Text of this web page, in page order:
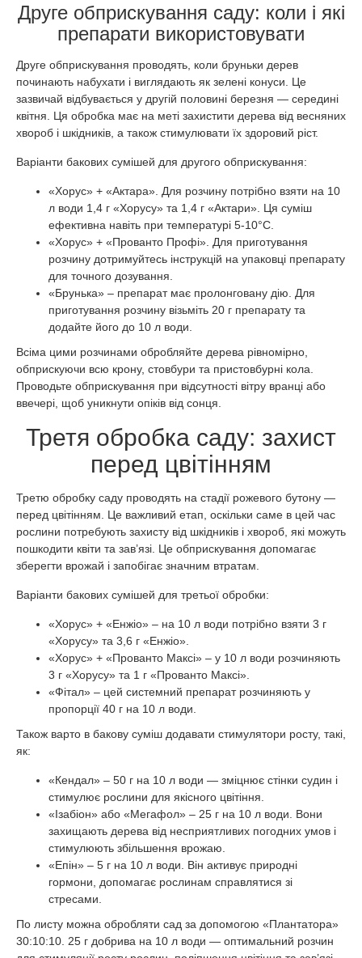
Друге обприскування саду: коли і які
препарати використовувати
Друге обприскування проводять, коли бруньки дерев
починають набухати і виглядають як зелені конуси. Це
зазвичай відбувається у другій половині березня — середині
квітня. Ця обробка має на меті захистити дерева від весняних
хвороб і шкідників, а також стимулювати їх здоровий ріст.
Варіанти бакових сумішей для другого обприскування:
«Хорус» + «Актара». Для розчину потрібно взяти на 10
л води 1,4 г «Хорусу» та 1,4 г «Актари». Ця суміш
ефективна навіть при температурі 5-10°C.
«Хорус» + «Прованто Профі». Для приготування
розчину дотримуйтесь інструкцій на упаковці препарату
для точного дозування.
«Брунька» – препарат має пролонговану дію. Для
приготування розчину візьміть 20 г препарату та
додайте його до 10 л води.
Всіма цими розчинами обробляйте дерева рівномірно,
обприскуючи всю крону, стовбури та пристовбурні кола.
Проводьте обприскування при відсутності вітру вранці або
ввечері, щоб уникнути опіків від сонця.
Третя обробка саду: захист
перед цвітінням
Третю обробку саду проводять на стадії рожевого бутону —
перед цвітінням. Це важливий етап, оскільки саме в цей час
рослини потребують захисту від шкідників і хвороб, які можуть
пошкодити квіти та зав’язі. Це обприскування допомагає
зберегти врожай і запобігає значним втратам.
Варіанти бакових сумішей для третьої обробки:
«Хорус» + «Енжіо» – на 10 л води потрібно взяти 3 г
«Хорусу» та 3,6 г «Енжіо».
«Хорус» + «Прованто Максі» – у 10 л води розчиняють
3 г «Хорусу» та 1 г «Прованто Максі».
«Фітал» – цей системний препарат розчиняють у
пропорції 40 г на 10 л води.
Також варто в бакову суміш додавати стимулятори росту, такі,
як:
«Кендал» – 50 г на 10 л води — зміцнює стінки судин і
стимулює рослини для якісного цвітіння.
«Ізабіон» або «Мегафол» – 25 г на 10 л води. Вони
захищають дерева від несприятливих погодних умов і
стимулюють збільшення врожаю.
«Епін» – 5 г на 10 л води. Він активує природні
гормони, допомагає рослинам справлятися зі
стресами.
По листу можна обробляти сад за допомогою «Плантатора»
30:10:10. 25 г добрива на 10 л води — оптимальний розчин